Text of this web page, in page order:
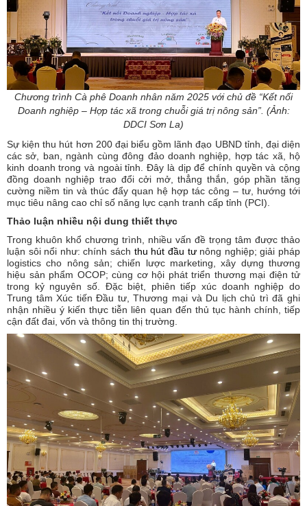
Chương trình Cà phê Doanh nhân năm 2025 với chủ đề “Kết nối
Doanh nghiệp – Hợp tác xã trong chuỗi giá trị nông sản”. (Ảnh:
DDCI Sơn La)
Sự kiện thu hút hơn 200 đại biểu gồm lãnh đạo UBND tỉnh, đại diện
các sở, ban, ngành cùng đông đảo doanh nghiệp, hợp tác xã, hộ
kinh doanh trong và ngoài tỉnh. Đây là dịp để chính quyền và cộng
đồng doanh nghiệp trao đổi cởi mở, thẳng thắn, góp phần tăng
cường niềm tin và thúc đẩy quan hệ hợp tác công – tư, hướng tới
mục tiêu nâng cao chỉ số năng lực cạnh tranh cấp tỉnh (PCI).
Thảo luận nhiều nội dung thiết thực
Trong khuôn khổ chương trình, nhiều vấn đề trọng tâm được thảo
luận sôi nổi như: chính sách thu hút đầu tưnông nghiệp; giải pháp
logistics cho nông sản; chiến lược marketing, xây dựng thương
hiệu sản phẩm OCOP; cùng cơ hội phát triển thương mại điện tử
trong kỷ nguyên số. Đặc biệt, phiên tiếp xúc doanh nghiệp do
Trung tâm Xúc tiến Đầu tư, Thương mại và Du lịch chủ trì đã ghi
nhận nhiều ý kiến thực tiễn liên quan đến thủ tục hành chính, tiếp
cận đất đai, vốn và thông tin thị trường.